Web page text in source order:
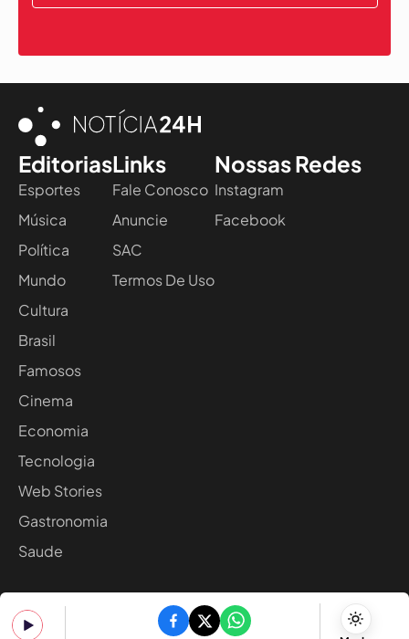
Editorias
Esportes
Música
Política
Mundo
Cultura
Brasil
Famosos
Cinema
Economia
Tecnologia
Web Stories
Gastronomia
Saude
Links
Fale Conosco
Anuncie
SAC
Termos De Uso
Nossas Redes
Instagram
Facebook
2025 - Noticia24h. Todos os direitos reservados.
DESIGNED BY DEVELOPED BY